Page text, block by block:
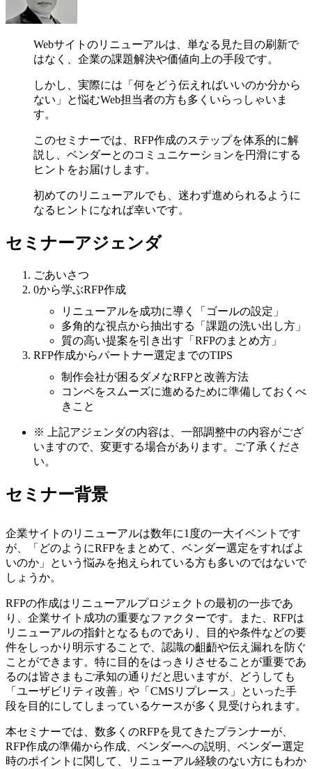
Webサイトのリニューアルは、単なる見た目の刷新で
はなく、企業の課題解決や価値向上の手段です。
しかし、実際には「何をどう伝えればいいのか分から
ない」と悩むWeb担当者の方も多くいらっしゃいま
す。
このセミナーでは、RFP作成のステップを体系的に解
説し、ベンダーとのコミュニケーションを円滑にする
ヒントをお届けします。
初めてのリニューアルでも、迷わず進められるように
なるヒントになれば幸いです。
セミナーアジェンダ
ごあいさつ
0から学ぶRFP作成
リニューアルを成功に導く「ゴールの設定」
多角的な視点から抽出する「課題の洗い出し方」
質の高い提案を引き出す「RFPのまとめ方」
RFP作成からパートナー選定までのTIPS
制作会社が困るダメなRFPと改善方法
コンペをスムーズに進めるために準備しておくべ
きこと
※
上記アジェンダの内容は、一部調整中の内容がござ
いますので、変更する場合があります。ご了承くださ
い。
セミナー背景
企業サイトのリニューアルは数年に1度の一大イベントです
が、「どのようにRFPをまとめて、ベンダー選定をすればよ
いのか」という悩みを抱えられている方も多いのではないで
しょうか。
RFPの作成はリニューアルプロジェクトの最初の一歩であ
り、企業サイト成功の重要なファクターです。また、RFPは
リニューアルの指針となるものであり、目的や条件などの要
件をしっかり明示することで、認識の齟齬や伝え漏れを防ぐ
ことができます。特に目的をはっきりさせることが重要であ
るのは皆さまもご承知の通りだと思いますが、どうしても
「ユーザビリティ改善」や「CMSリプレース」といった手
段を目的にしてしまっているケースが多く見受けられます。
本セミナーでは、数多くのRFPを見てきたプランナーが、
RFP作成の準備から作成、ベンダーへの説明、ベンダー選定
時のポイントに関して、リニューアル経験のない方にもわか